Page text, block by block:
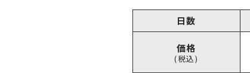
日数
価格
(税込)